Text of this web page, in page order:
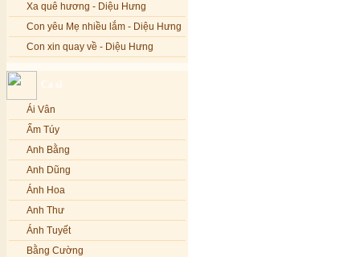
Xa quê hương - Diệu Hưng
Con yêu Mẹ nhiều lắm - Diệu Hưng
Con xin quay về - Diệu Hưng
Nếu xa Phật - Diệu Hưng
Tình Lam - Kim Khánh & Hoàng
Vĩnh
Xin cho con niềm tin - Kim Linh
Quán Âm Mẹ hiền - Kim Linh
Nhạc niệm Nam Mô A Di Đà Phật -
Kim Linh
Mẹ Từ Bi - Kim Linh
12 Lời nguyện của Bồ tát Quán Thế
Âm - Kim Linh
Ca sĩ
Ái Vân
Ẩm Túy
Anh Bằng
Anh Dũng
Ánh Hoa
Anh Thư
Ánh Tuyết
Bằng Cường